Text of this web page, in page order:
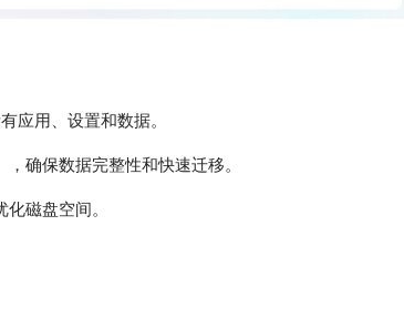
应用、设置和数据。
确保数据完整性和快速迁移。
磁盘空间。